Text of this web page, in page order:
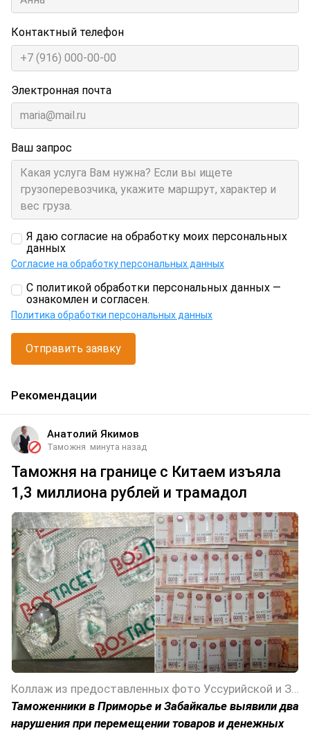
Контактный телефон
Электронная почта
Ваш запрос
Я даю согласие на обработку моих персональных
данных
Согласие на обработку персональных данных
С политикой обработки персональных данных —
ознакомлен и согласен.
Политика обработки персональных данных
Отправить заявку
Рекомендации
Анатолий Якимов
Таможня минута назад
Таможня на границе с Китаем изъяла
1,3 миллиона рублей и трамадол
Коллаж из предоставленных фото Уссурийской и Забайкальской таможен
Таможенники в Приморье и Забайкалье выявили два
нарушения при перемещении товаров и денежных